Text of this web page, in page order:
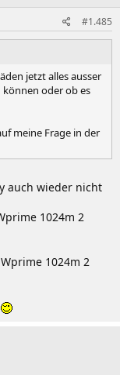
#1.485
jetzt alles ausser
können oder ob es
meine Frage in der
auch wieder nicht
1024m 2
1024m 2